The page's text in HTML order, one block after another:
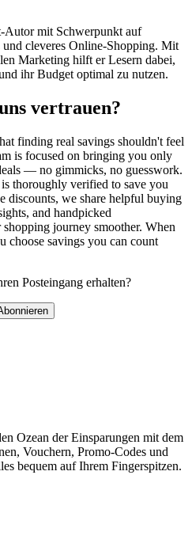
Autor mit Schwerpunkt auf
und cleveres Online-Shopping. Mit
Marketing hilft er Lesern dabei,
ihr Budget optimal zu nutzen.
vertrauen?
finding real savings shouldn't feel
is focused on bringing you only
— no gimmicks, no guesswork.
thoroughly verified to save you
discounts, we share helpful buying
and handpicked
journey smoother. When
choose savings you can count
Posteingang erhalten?
Ozean der Einsparungen mit dem
Vouchern, Promo-Codes und
bequem auf Ihrem Fingerspitzen.